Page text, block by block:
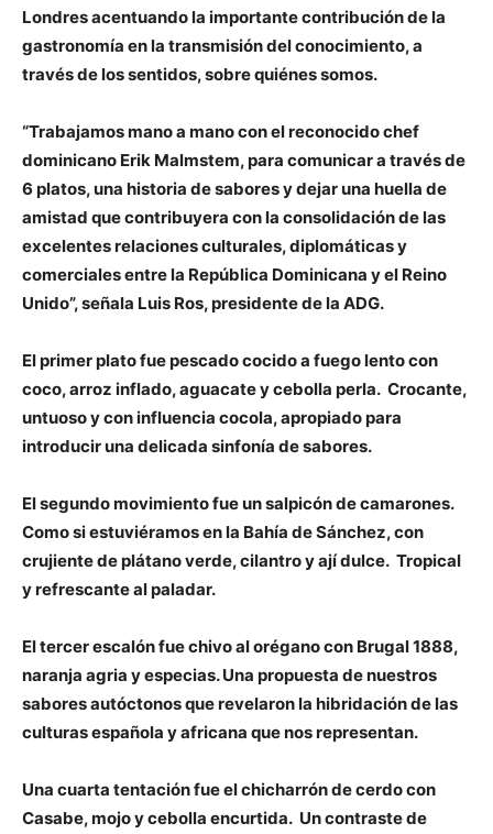
Londres acentuando la importante contribución de la
gastronomía en la transmisión del conocimiento, a
través de los sentidos, sobre quiénes somos.
“Trabajamos mano a mano con el reconocido chef
dominicano Erik Malmstem, para comunicar a través de
6 platos, una historia de sabores y dejar una huella de
amistad que contribuyera con la consolidación de las
excelentes relaciones culturales, diplomáticas y
comerciales entre la República Dominicana y el Reino
Unido”, señala Luis Ros, presidente de la ADG.
El primer plato fue pescado cocido a fuego lento con
coco, arroz inflado, aguacate y cebolla perla. Crocante,
untuoso y con influencia cocola, apropiado para
introducir una delicada sinfonía de sabores.
El segundo movimiento fue un salpicón de camarones.
Como si estuviéramos en la Bahía de Sánchez, con
crujiente de plátano verde, cilantro y ají dulce. Tropical
y refrescante al paladar.
El tercer escalón fue chivo al orégano con Brugal 1888,
naranja agria y especias. Una propuesta de nuestros
sabores autóctonos que revelaron la hibridación de las
culturas española y africana que nos representan.
Una cuarta tentación fue el chicharrón de cerdo con
Casabe, mojo y cebolla encurtida. Un contraste de